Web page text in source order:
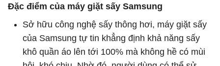
Đặc điểm của máy giặt sấy Samsung
Sở hữu công nghệ sấy thông hơi, máy giặt sấy
của Samsung tự tin khẳng định khả năng sấy
khô quần áo lên tới 100% mà không hề có mùi